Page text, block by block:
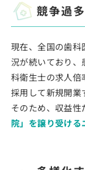
競争過
現在、全国の歯
況が続いており
科衛生士の求人倍
採用して新規開業
そのため、収益性
院」を譲り受ける